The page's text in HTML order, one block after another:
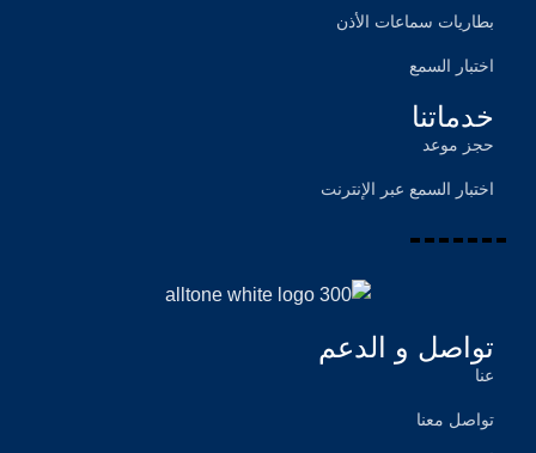
بطاریات سماعات الأذن
اختبار السمع
خدماتنا
حجز موعد
اختبار السمع عبر الإنترنت
تواصل و الدعم
عنا
تواصل معنا